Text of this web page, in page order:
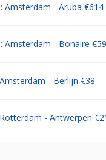
Amsterdam - Aruba €614
Amsterdam - Bonaire
Amsterdam - Berlijn €38
Rotterdam - Antwerpen